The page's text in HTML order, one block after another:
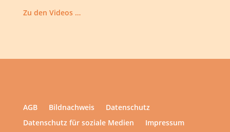
Zu den Videos …
AGB Bildnachweis
Datenschutz
Datenschutz für soziale Medien
Impressum